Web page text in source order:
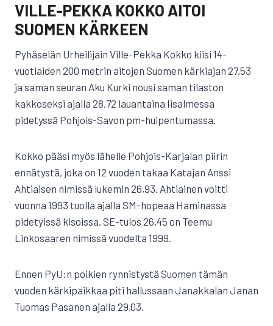
VILLE-PEKKA KOKKO AITOI
SUOMEN KÄRKEEN
Pyhäselän Urheilijain Ville-Pekka Kokko kiisi 14-
vuotiaiden 200 metrin aitojen Suomen kärkiajan 27,53
ja saman seuran Aku Kurki nousi saman tilaston
kakkoseksi ajalla 28,72 lauantaina Iisalmessa
pidetyssä Pohjois-Savon pm-huipentumassa.
Kokko pääsi myös lähelle Pohjois-Karjalan piirin
ennätystä, joka on 12 vuoden takaa Katajan Anssi
Ahtiaisen nimissä lukemin 26,93. Ahtiainen voitti
vuonna 1993 tuolla ajalla SM-hopeaa Haminassa
pidetyissä kisoissa. SE-tulos 26,45 on Teemu
Linkosaaren nimissä vuodelta 1999.
Ennen PyU:n poikien rynnistystä Suomen tämän
vuoden kärkipaikkaa piti hallussaan Janakkalan Janan
Tuomas Pasanen ajalla 29,03.